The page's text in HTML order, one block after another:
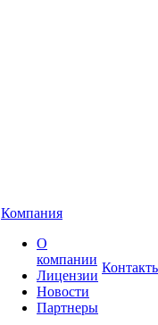
Компания
О
компании
Лицензии
Новости
Партнеры